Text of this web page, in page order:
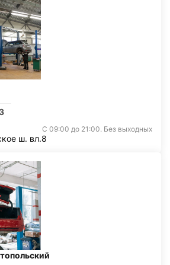
С 09:00 до 21:00. Без выходных
ш. вл.8